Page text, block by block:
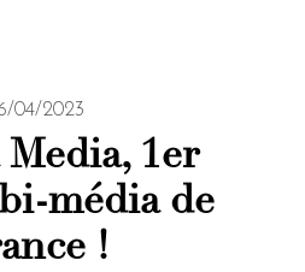
04/2023
1er
média de
!